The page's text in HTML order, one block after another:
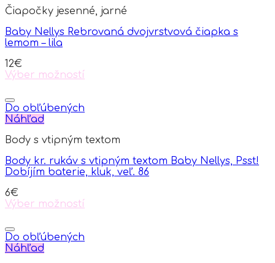
Čiapočky jesenné, jarné
Baby Nellys Rebrovaná dvojvrstvová čiapka s
lemom – lila
12€
Výber možností
product
has
multiple
The
may
be
on
the
page
Do obľúbených
Náhľad
Body s vtipným textom
Body kr. rukáv s vtipným textom Baby Nellys, Psst!
Dobíjím baterie, kluk, veľ. 86
6€
Výber možností
product
has
multiple
Do obľúbených
Náhľad